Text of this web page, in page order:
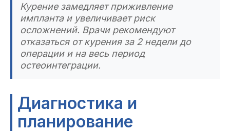
Курение замедляет приживление
импланта и увеличивает риск
осложнений. Врачи рекомендуют
отказаться от курения за 2 недели до
операции и на весь период
остеоинтеграции.
Диагностика и
планирование